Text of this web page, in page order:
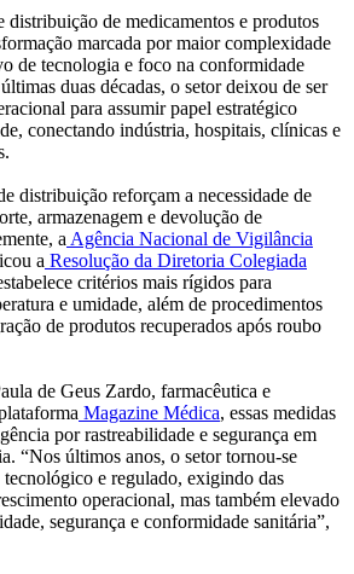
distribuição de medicamentos e produtos
marcada por maior complexidade
de tecnologia e foco na conformidade
duas décadas, o setor deixou de ser
para assumir papel estratégico
conectando indústria, hospitais, clínicas e
distribuição reforçam a necessidade de
armazenagem e devolução de
a Agência Nacional de Vigilância
a Resolução da Diretoria Colegiada
critérios mais rígidos para
e umidade, além de procedimentos
de produtos recuperados após roubo
de Geus Zardo, farmacêutica e
Magazine Médica, essas medidas
por rastreabilidade e segurança em
“Nos últimos anos, o setor tornou-se
e regulado, exigindo das
operacional, mas também elevado
segurança e conformidade sanitária”,